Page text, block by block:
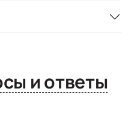
Вопросы и ответы